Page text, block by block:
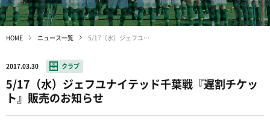
HOME ニュース一覧 5/17（水）ジェフユナイテッド千葉戦『遅割チケット』販売のお知らせ
2017.03.30 クラブ
5/17（水）ジェフユナイテッド千葉戦『遅割チケッ
ト』販売のお知らせ